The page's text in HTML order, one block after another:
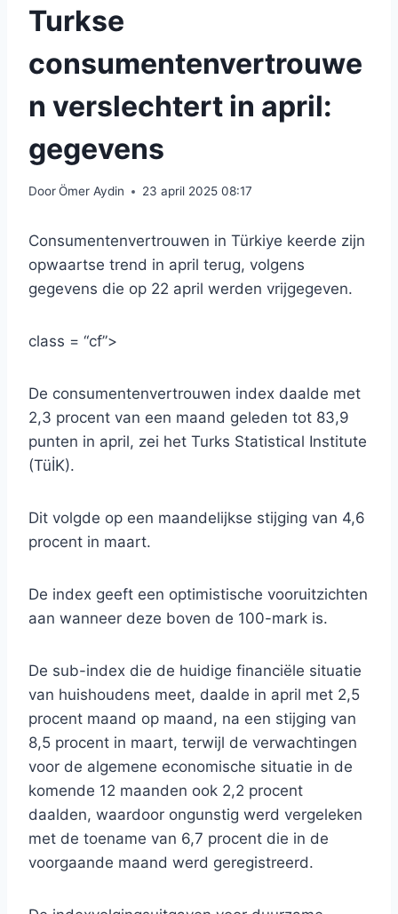
Turkse
consumentenvertrouwe
n verslechtert in april:
gegevens
DoorÖmer Aydin 23 april 2025 08:17
Consumentenvertrouwen in Türkiye keerde zijn
opwaartse trend in april terug, volgens
gegevens die op 22 april werden vrijgegeven.
class = “cf”>
De consumentenvertrouwen index daalde met
2,3 procent van een maand geleden tot 83,9
punten in april, zei het Turks Statistical Institute
(TüİK).
Dit volgde op een maandelijkse stijging van 4,6
procent in maart.
De index geeft een optimistische vooruitzichten
aan wanneer deze boven de 100-mark is.
De sub-index die de huidige financiële situatie
van huishoudens meet, daalde in april met 2,5
procent maand op maand, na een stijging van
8,5 procent in maart, terwijl de verwachtingen
voor de algemene economische situatie in de
komende 12 maanden ook 2,2 procent
daalden, waardoor ongunstig werd vergeleken
met de toename van 6,7 procent die in de
voorgaande maand werd geregistreerd.